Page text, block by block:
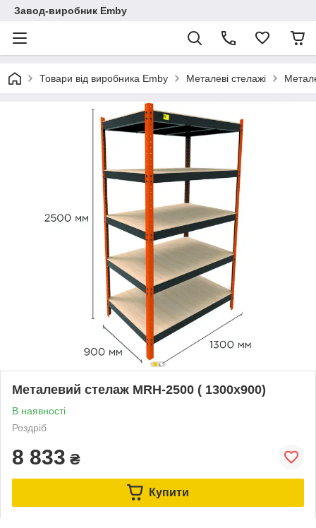
Завод-виробник Emby
Товари від виробника Emby Металеві стелажі
Металевий стелаж MRH-2500 ( 1300x900)
В наявності
Роздріб
8 833 ₴
Купити